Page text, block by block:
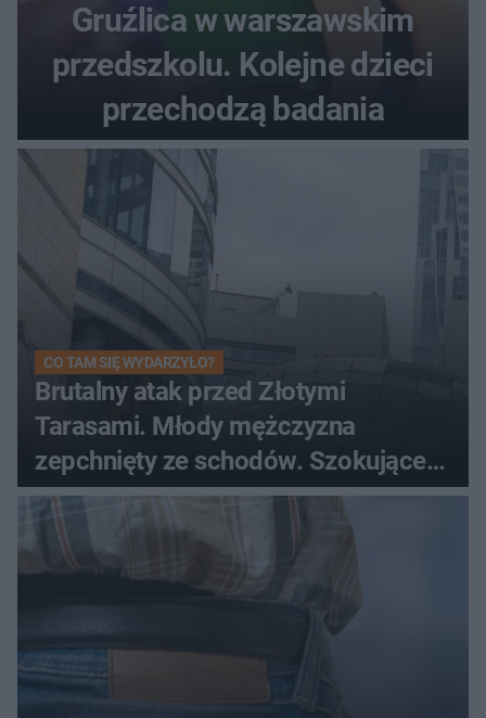
Gruźlica w warszawskim
przedszkolu. Kolejne dzieci
przechodzą badania
CO TAM SIĘ WYDARZYŁO?
Brutalny atak przed Złotymi
Tarasami. Młody mężczyzna
zepchnięty ze schodów. Szokujące
nagranie krąży po sieci